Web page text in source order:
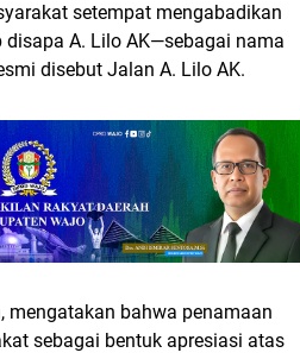
setempat mengabadikan
A. Lilo AK—sebagai nama
disebut Jalan A. Lilo AK.
mengatakan bahwa penamaan
sebagai bentuk apresiasi atas